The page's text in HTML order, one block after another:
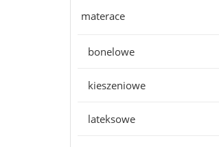
materace
bonelowe
kieszeniowe
lateksowe